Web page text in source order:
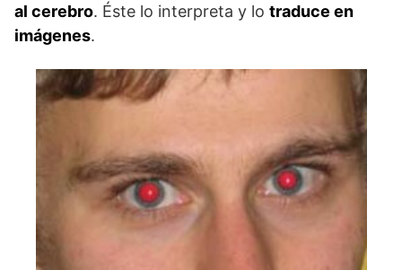
al cerebro. Éste lo interpreta y lo traduce en
imágenes.